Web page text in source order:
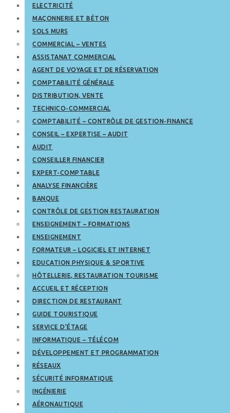
ELECTRICITÉ
MAÇONNERIE ET BÉTON
SOLS MURS
COMMERCIAL – VENTES
ASSISTANAT COMMERCIAL
AGENT DE VOYAGE ET DE RÉSERVATION
COMPTABILITÉ GÉNÉRALE
DISTRIBUTION, VENTE
TECHNICO-COMMERCIAL
COMPTABILITÉ – CONTRÔLE DE GESTION-FINANCE
CONSEIL – EXPERTISE – AUDIT
AUDIT
CONSEILLER FINANCIER
EXPERT-COMPTABLE
ANALYSE FINANCIÈRE
BANQUE
CONTRÔLE DE GESTION RESTAURATION
ENSEIGNEMENT – FORMATIONS
ENSEIGNEMENT
FORMATEUR – LOGICIEL ET INTERNET
EDUCATION PHYSIQUE & SPORTIVE
HÔTELLERIE, RESTAURATION TOURISME
ACCUEIL ET RÉCEPTION
DIRECTION DE RESTAURANT
GUIDE TOURISTIQUE
SERVICE D’ÉTAGE
INFORMATIQUE – TÉLÉCOM
DÉVELOPPEMENT ET PROGRAMMATION
RÉSEAUX
SÉCURITÉ INFORMATIQUE
INGÉNIERIE
AÉRONAUTIQUE